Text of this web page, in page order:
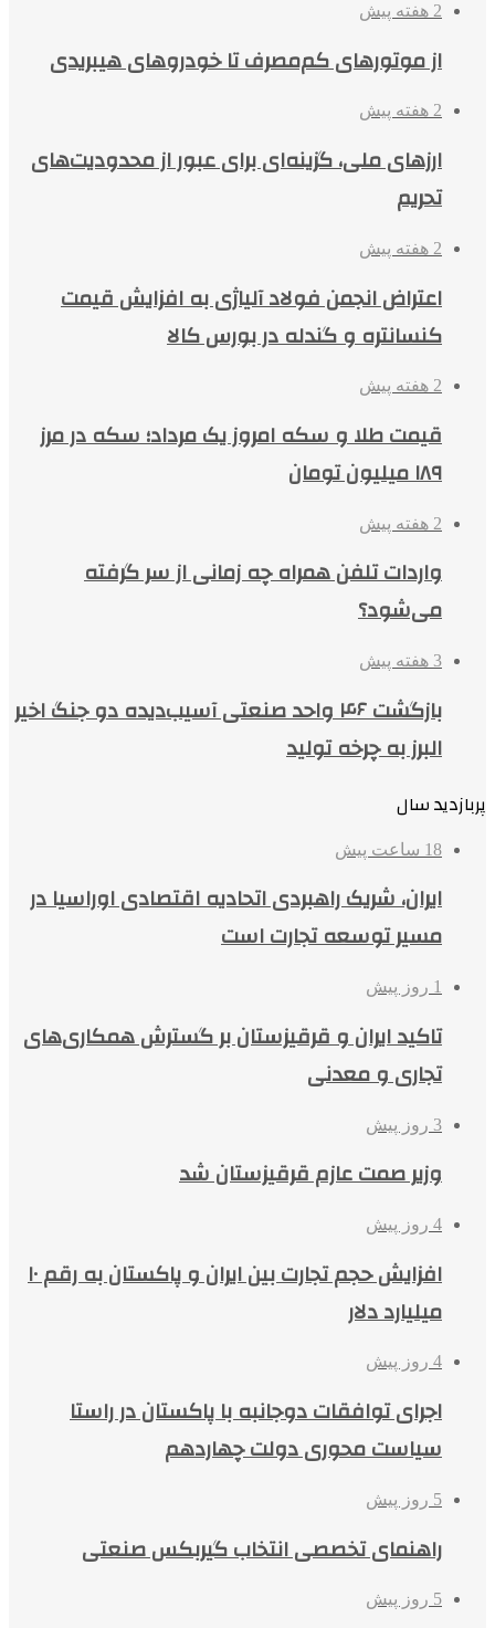
2 هفته پیش
از موتورهای کم‌مصرف تا خودروهای هیبریدی
2 هفته پیش
ارزهای ملی، گزینه‌ای برای عبور از محدودیت‌های
تحریم
2 هفته پیش
اعتراض انجمن فولاد آلیاژی به افزایش قیمت
کنسانتره و گندله در بورس کالا
2 هفته پیش
قیمت طلا و سکه امروز یک مرداد؛ سکه در مرز
۱۸۹ میلیون تومان
2 هفته پیش
واردات تلفن همراه چه زمانی از سر گرفته
می‌شود؟
3 هفته پیش
بازگشت ۴۶ واحد صنعتی آسیب‌دیده دو جنگ اخیر
البرز به چرخه تولید
پربازدید سال
18 ساعت پیش
ایران، شریک راهبردی اتحادیه اقتصادی اوراسیا در
مسیر توسعه تجارت است
1 روز پیش
تاکید ایران و قرقیزستان بر گسترش همکاری‌های
تجاری و معدنی
3 روز پیش
وزیر صمت عازم قرقیزستان شد
4 روز پیش
افزایش حجم تجارت بین ایران و پاکستان به رقم ۱۰
میلیارد دلار
4 روز پیش
اجرای توافقات دوجانبه با پاکستان در راستا
سیاست محوری دولت چهاردهم
5 روز پیش
راهنمای تخصصی انتخاب گیربکس صنعتی
5 روز پیش